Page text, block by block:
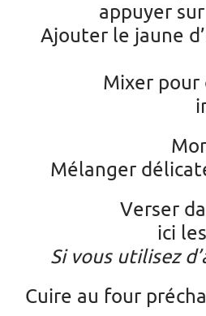
appuyer
Ajouter le jaune
Mixer pour
Mélanger
Verser
ici
Si vous utilisez
Cuire au four